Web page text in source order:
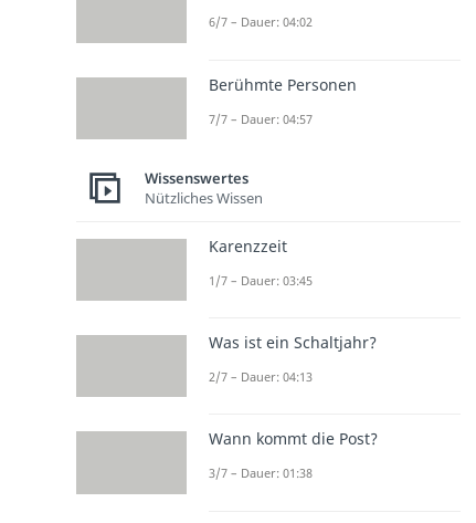
6/7 – Dauer: 04:02
Berühmte Personen
7/7 – Dauer: 04:57
Wissenswertes
Nützliches Wissen
Karenzzeit
1/7 – Dauer: 03:45
Was ist ein Schaltjahr?
2/7 – Dauer: 04:13
Wann kommt die Post?
3/7 – Dauer: 01:38